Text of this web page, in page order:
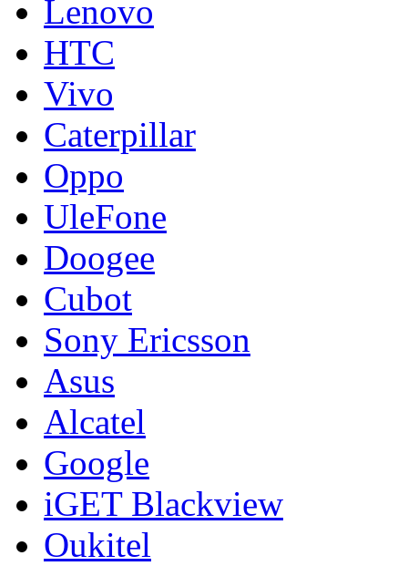
Lenovo
HTC
Vivo
Caterpillar
Oppo
UleFone
Doogee
Cubot
Sony Ericsson
Asus
Alcatel
Google
iGET Blackview
Oukitel